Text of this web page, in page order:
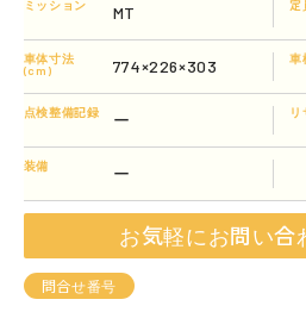
ミッション MT 定
車体寸法
(cm)
774×226×303 車
点検整備記録 ー リ
装備 ー
お気軽にお問い合
問合せ番号